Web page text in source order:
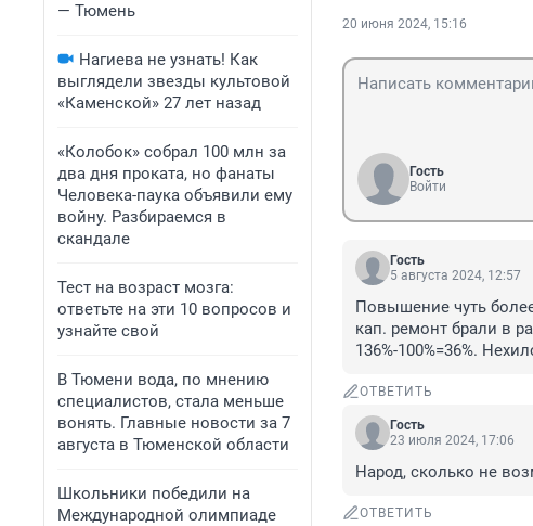
— Тюмень
Нагиева не узнать! Как
выглядели звезды культовой
«Каменской» 27 лет назад
«Колобок» собрал 100 млн за
два дня проката, но фанаты
Человека-паука объявили ему
войну. Разбираемся в
скандале
Тест на возраст мозга:
ответьте на эти 10 вопросов и
узнайте свой
В Тюмени вода, по мнению
специалистов, стала меньше
вонять. Главные новости за 7
августа в Тюменской области
Школьники победили на
Международной олимпиаде
20 июня 2024, 15:16
Гость
Войти
Гость
5 августа 2024, 12:57
Повышение чуть
кап. ремонт брали в
136%-100%=36%.
ОТВЕТИТЬ
Гость
23 июля 2024, 17:06
Народ, сколько не
ОТВЕТИТЬ